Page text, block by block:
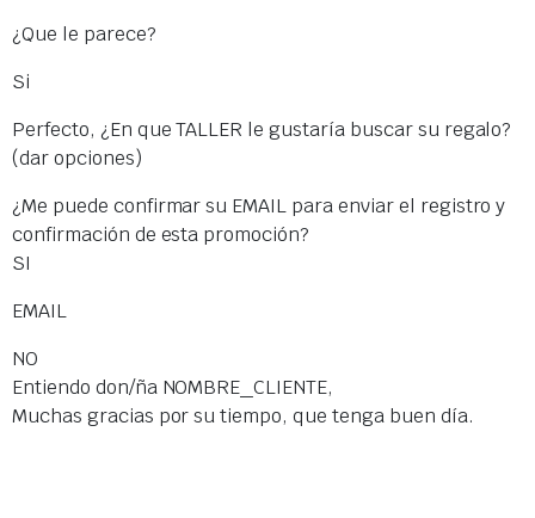
¿Que le parece?
Si
Perfecto, ¿En que TALLER le gustaría buscar su regalo?
(dar opciones)
¿Me puede confirmar su EMAIL para enviar el registro y
confirmación de esta promoción?
SI
EMAIL
NO
Entiendo don/ña NOMBRE_CLIENTE,
Muchas gracias por su tiempo, que tenga buen día.